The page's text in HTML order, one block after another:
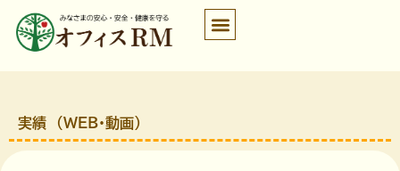
実績 （WEB・動画）